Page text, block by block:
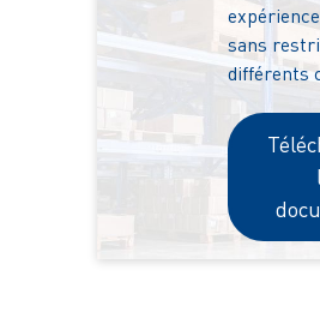
sans
différents